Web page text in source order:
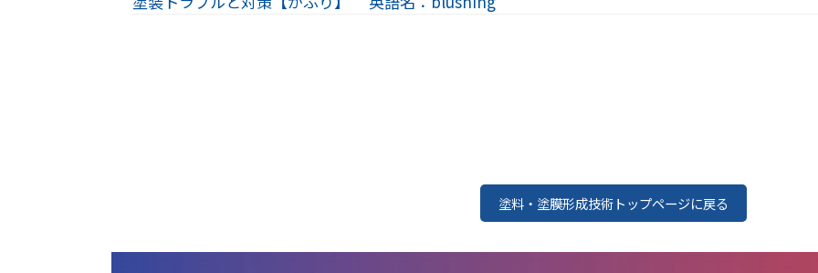
グローバル
グローバル
塗料・塗膜形成技術トップページに戻る